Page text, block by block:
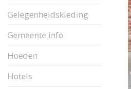
Gelegenheidskleding
Gemeente info
Hoeden
Hotels